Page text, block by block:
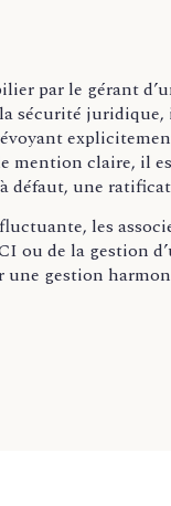
par le gérant
sécurité juridique,
mention claire, il
défaut, une
les
ou de la gestion
gestion